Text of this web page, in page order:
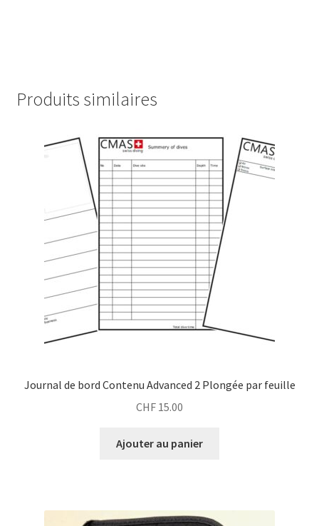
Produits similaires
Journal de bord Contenu Advanced 2 Plongée par feuille
CHF 15.00
Ajouter au panier